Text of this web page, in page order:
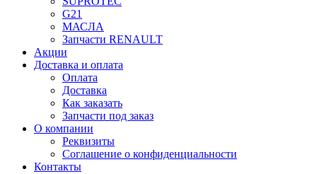
G21
МАСЛА
Запчасти RENAULT
Акции
Доставка и оплата
Оплата
Доставка
Как заказать
Запчасти под заказ
О компании
Реквизиты
Соглашение о конфиденциальности
Контакты